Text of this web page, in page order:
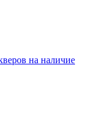
на наличие